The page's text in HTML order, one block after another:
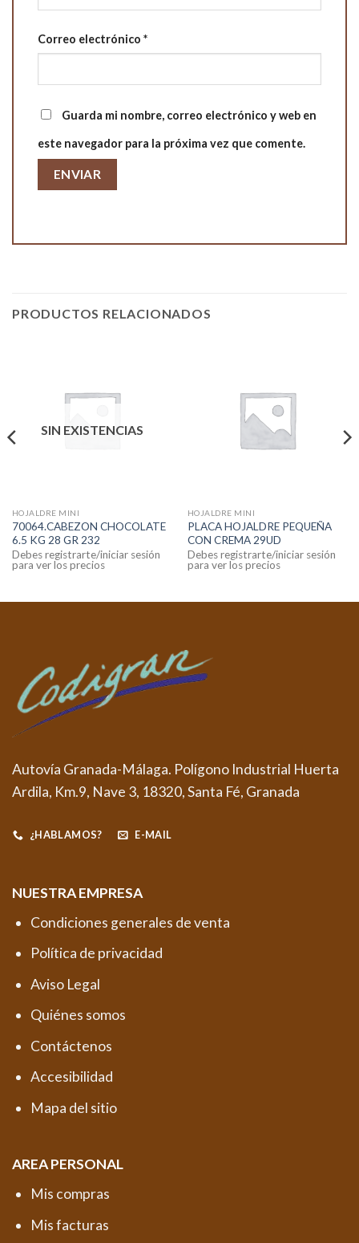
Correo electrónico *
Guarda mi nombre, correo electrónico y web en
este navegador para la próxima vez que comente.
PRODUCTOS RELACIONADOS
SIN EXISTENCIAS
HOJALDRE MINI
70064.CABEZON CHOCOLATE
6.5 KG 28 GR 232
Debes registrarte/iniciar sesión
para ver los precios
HOJALDRE MINI
PLACA HOJALDRE PEQUEÑA
CON CREMA 29UD
Debes registrarte/iniciar sesión
para ver los precios
Autovía Granada-Málaga. Polígono Industrial Huerta
Ardila, Km.9, Nave 3, 18320, Santa Fé, Granada
¿HABLAMOS? E-MAIL
NUESTRA EMPRESA
Condiciones generales de venta
Política de privacidad
Aviso Legal
Quiénes somos
Contáctenos
Accesibilidad
Mapa del sitio
AREA PERSONAL
Mis compras
Mis facturas